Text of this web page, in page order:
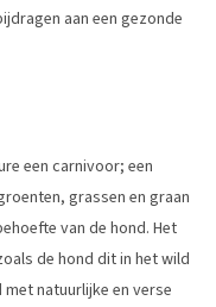
aan een gezonde
een carnivoor; een
grassen en graan
van de hond. Het
de hond dit in het wild
natuurlijke en verse